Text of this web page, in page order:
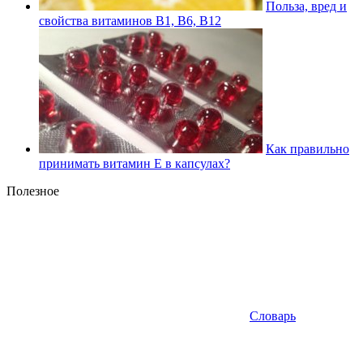
Польза, вред и
свойства витаминов В1, В6, В12
Как правильно
принимать витамин Е в капсулах?
Полезное
Словарь